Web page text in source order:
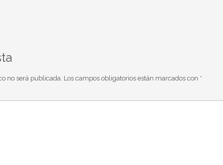
no será publicada. Los campos obligatorios están marcados con *